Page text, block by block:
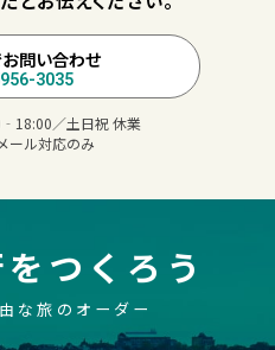
問い合わせ
3035
／土日祝 休業
ール対応のみ
つくろう
な旅のオーダー